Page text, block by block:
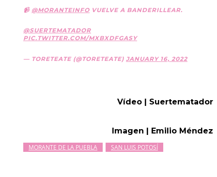
📹 @MORANTEINFO VUELVE A BANDERILLEAR.
@SUERTEMATADOR
PIC.TWITTER.COM/MXBXDFGASY
— TORETEATE (@TORETEATE) JANUARY 16, 2022
Vídeo | Suertematador
Imagen | Emilio Méndez
MORANTE DE LA PUEBLA SAN LUIS POTOSÍ